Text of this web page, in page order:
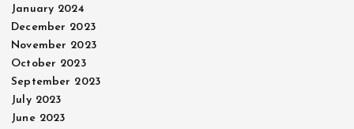
January 2024
December 2023
November 2023
October 2023
September 2023
July 2023
June 2023